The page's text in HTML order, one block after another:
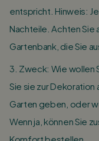
entspricht. Hinweis:
Nachteile. Achten Sie
Gartenbank, die Sie
3. Zweck: Wie wollen
Sie sie zur Dekoration
Garten geben, oder
Wenn ja, können Sie